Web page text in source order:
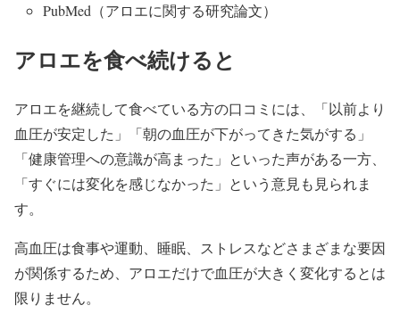
PubMed（アロエに関する研究論文）
アロエを食べ続けると
アロエを継続して食べている方の口コミには、「以前より
血圧が安定した」「朝の血圧が下がってきた気がする」
「健康管理への意識が高まった」といった声がある一方、
「すぐには変化を感じなかった」という意見も見られま
す。
高血圧は食事や運動、睡眠、ストレスなどさまざまな要因
が関係するため、アロエだけで血圧が大きく変化するとは
限りません。